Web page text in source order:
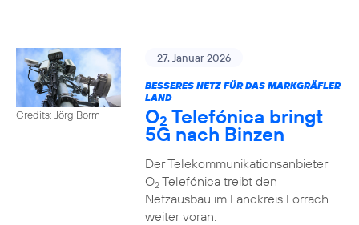
Credits: Jörg Borm
27. Januar 2026
BESSERES NETZ FÜR DAS MARKGRÄFLER
LAND
O2 Telefónica bringt
5G nach Binzen
Der Telekommunikationsanbieter
O2Telefónica treibt den
Netzausbau im Landkreis Lörrach
weiter voran.